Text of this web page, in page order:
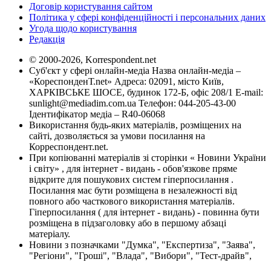
Договір користування сайтом
Політика у сфері конфіденційності і персональних даних
Угода щодо користування
Редакція
© 2000-2026, Korrespondent.net
Суб'єкт у сфері онлайн-медіа Назва онлайн-медіа –
«КореспонденТ.net» Адреса: 02091, місто Київ,
ХАРКІВСЬКЕ ШОСЕ, будинок 172-Б, офіс 208/1 E-mail:
sunlight@mediadim.com.ua Телефон: 044-205-43-00
Ідентифікатор медіа – R40-06068
Використання будь-яких матеріалів, розміщених на
сайті, дозволяється за умови посилання на
Корреспондент.net.
При копіюванні матеріалів зі сторінки « Новини України
і світу» , для інтернет - видань - обов'язкове пряме
відкрите для пошукових систем гіперпосилання .
Посилання має бути розміщена в незалежності від
повного або часткового використання матеріалів.
Гіперпосилання ( для інтернет - видань) - повинна бути
розміщена в підзаголовку або в першому абзаці
матеріалу.
Новини з позначками "Думка", "Експертиза", "Заява",
"Регіони", "Гроші", "Влада", "Вибори", "Тест-драйв",